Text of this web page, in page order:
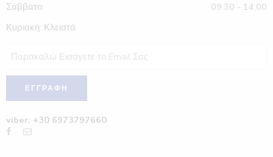
Σάββατο:
09:30 - 14:00
Κυριακή: Κλειστά
viber: +30 6973797660